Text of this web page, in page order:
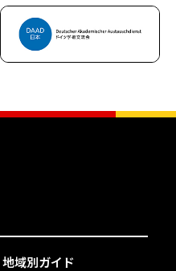
地域別ガイド